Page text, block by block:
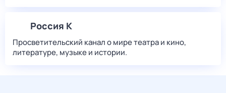
Россия К
Просветительский канал о мире театра и кино,
литературе, музыке и истории.